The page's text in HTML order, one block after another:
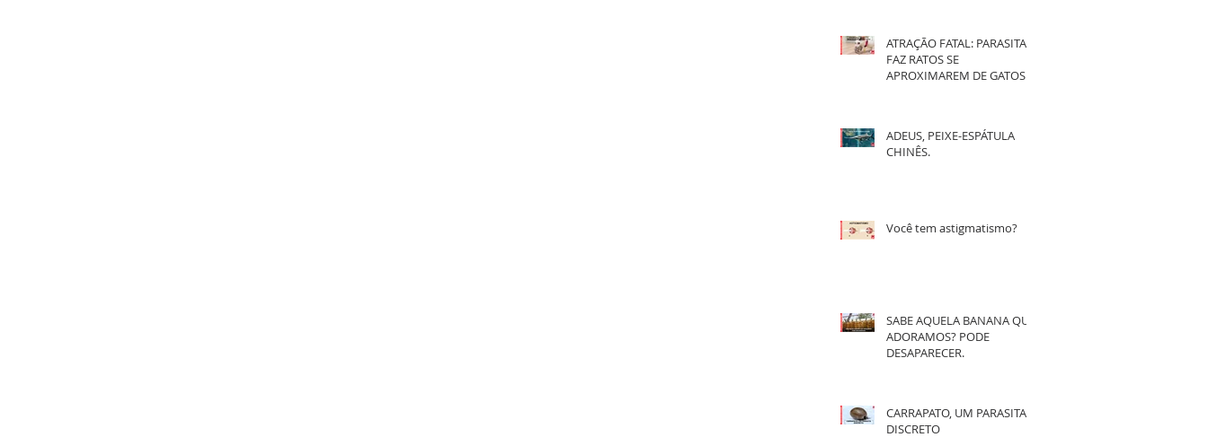
ATRAÇÃO FATAL: PARASITA
FAZ RATOS SE
APROXIMAREM DE GATOS
ADEUS, PEIXE-ESPÁTULA
CHINÊS.
Você tem astigmatismo?
SABE AQUELA BANANA QUE
ADORAMOS? PODE
DESAPARECER.
CARRAPATO, UM PARASITA
DISCRETO